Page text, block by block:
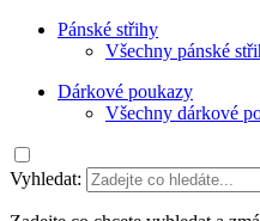
Pánské střihy
Všechny pánské
Dárkové poukazy
Všechny dárkové
Vyhledat: